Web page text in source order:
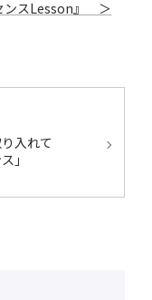
ンスLesson』 ＞
入れて
」